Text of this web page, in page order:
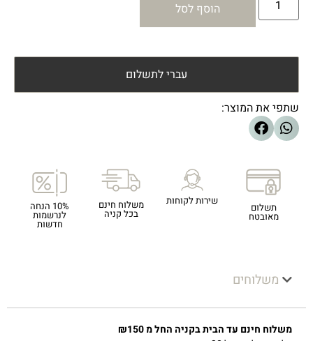
הוסף לסל
עברי לתשלום
שתפי את המוצר:
תשלום
מאובטח
שירות לקוחות משלוח חינם
בכל קניה
10% הנחה
לנרשמות
חדשות
משלוחים
משלוח חינם עד הבית בקניה החל מ ₪150